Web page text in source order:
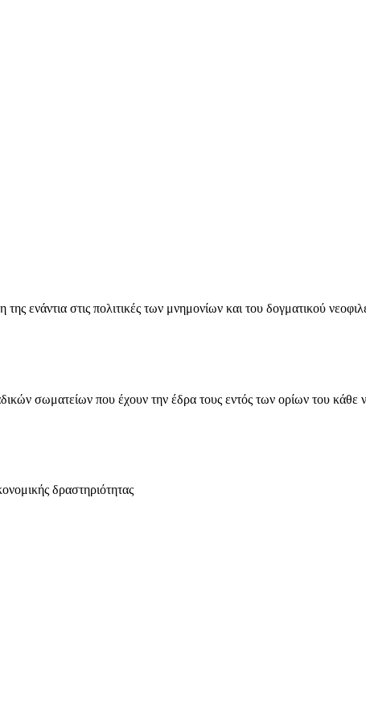
στις πολιτικές των μνημονίων και του δογματικού
σωματείων που έχουν την έδρα τους εντός των ορίων του κάθε
δραστηριότητας